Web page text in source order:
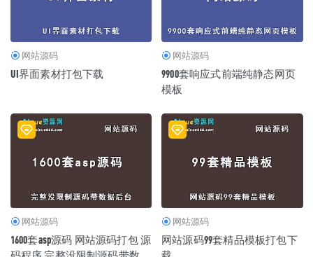
网站源码
UI界面素材打包下载
网站源码
9900套响应式前端纯静态网页
模板
网站源码
1600套asp源码 网站源码打包 源
网站源码
网站源码99套精品模板打包下